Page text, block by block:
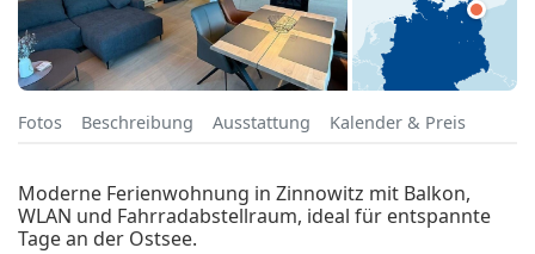
Fotos Beschreibung Ausstattung Kalender & Preis
Moderne Ferienwohnung in Zinnowitz mit Balkon,
WLAN und Fahrradabstellraum, ideal für entspannte
Tage an der Ostsee.